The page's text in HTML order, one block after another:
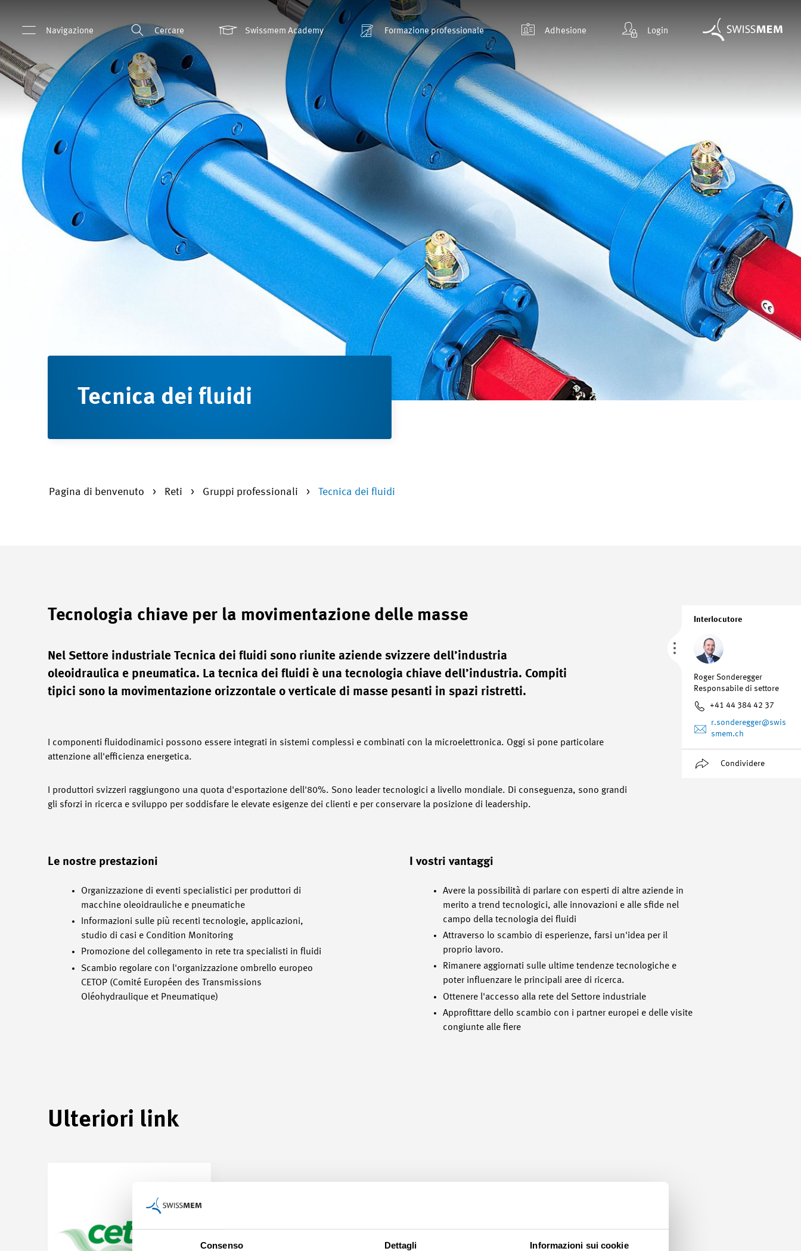
Consenso Dettagli Informazioni sui cookie
Navigazione Cercare Swissmem Academy Formazione professionale Adhesione Login
Tecnica dei fluidi
Pagina di benvenuto Reti Gruppi professionali Tecnica dei fluidi
Interlocutore
Roger Sonderegger
Responsabile di settore
+41 44 384 42 37
r.sonderegger@swis
smem.ch
Condividere
Tecnologia chiave per la movimentazione delle masse
Nel Settore industriale Tecnica dei fluidi sono riunite aziende svizzere dell’industria
oleoidraulica e pneumatica. La tecnica dei fluidi è una tecnologia chiave dell’industria. Compiti
tipici sono la movimentazione orizzontale o verticale di masse pesanti in spazi ristretti.
I componenti fluidodinamici possono essere integrati in sistemi complessi e combinati con la microelettronica. Oggi si pone particolare
attenzione all'efficienza energetica.
I produttori svizzeri raggiungono una quota d'esportazione dell'80%. Sono leader tecnologici a livello mondiale. Di conseguenza, sono grandi
gli sforzi in ricerca e sviluppo per soddisfare le elevate esigenze dei clienti e per conservare la posizione di leadership.
Le nostre prestazioni
Organizzazione di eventi specialistici per produttori di
macchine oleoidrauliche e pneumatiche
Informazioni sulle più recenti tecnologie, applicazioni,
studio di casi e Condition Monitoring
Promozione del collegamento in rete tra specialisti in fluidi
Scambio regolare con l'organizzazione ombrello europeo
CETOP (Comité Européen des Transmissions
Oléohydraulique et Pneumatique)
I vostri vantaggi
Avere la possibilità di parlare con esperti di altre aziende in
merito a trend tecnologici, alle innovazioni e alle sfide nel
campo della tecnologia dei fluidi
Attraverso lo scambio di esperienze, farsi un'idea per il
proprio lavoro.
Rimanere aggiornati sulle ultime tendenze tecnologiche e
poter influenzare le principali aree di ricerca.
Ottenere l'accesso alla rete del Settore industriale
Approfittare dello scambio con i partner europei e delle visite
congiunte alle fiere
Ulteriori link